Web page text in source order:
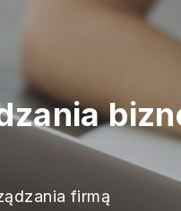
firmą